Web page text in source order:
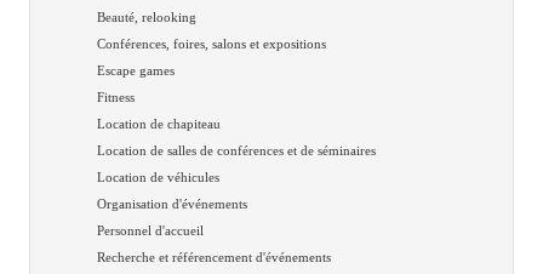
Beauté, relooking
Conférences, foires, salons et expositions
Escape games
Fitness
Location de chapiteau
Location de salles de conférences et de séminaires
Location de véhicules
Organisation d'événements
Personnel d'accueil
Recherche et référencement d'événements